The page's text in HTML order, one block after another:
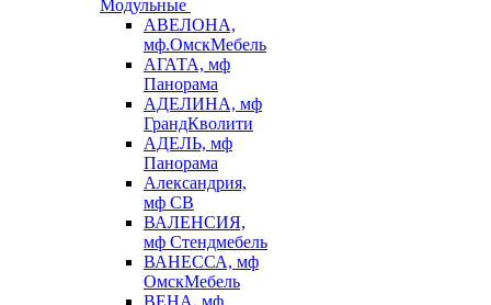
Модульные
АВЕЛОНА,
мф.ОмскМебель
АГАТА, мф
Панорама
АДЕЛИНА, мф
ГрандКволити
АДЕЛЬ, мф
Панорама
Александрия,
мф СВ
ВАЛЕНСИЯ,
мф Стендмебель
ВАНЕССА, мф
ОмскМебель
ВЕНА, мф